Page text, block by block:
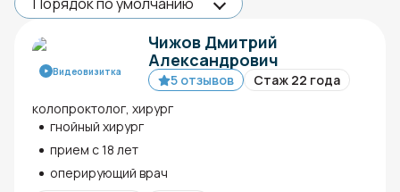
Видеовизитка
Чижов Дмитрий
Александрович
5 отзывов
Стаж 22 года
колопроктолог, хирург
гнойный хирург
прием с 18 лет
оперирующий врач